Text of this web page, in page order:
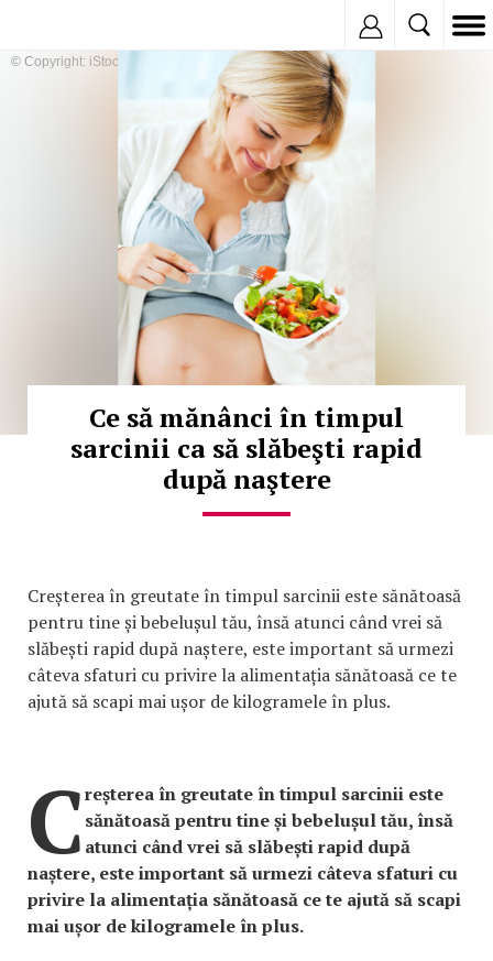
© Copyright: iStockphoto
Ce să mănânci în timpul
sarcinii ca să slăbeşti rapid
după naştere
Creșterea în greutate în timpul sarcinii este sănătoasă
pentru tine și bebelușul tău, însă atunci când vrei să
slăbești rapid după naștere, este important să urmezi
câteva sfaturi cu privire la alimentația sănătoasă ce te
ajută să scapi mai ușor de kilogramele în plus.
Creșterea în greutate în timpul sarcinii este
sănătoasă pentru tine și bebelușul tău, însă
atunci când vrei să slăbești rapid după
naștere, este important să urmezi câteva sfaturi cu
privire la alimentația sănătoasă ce te ajută să scapi
mai ușor de kilogramele în plus.